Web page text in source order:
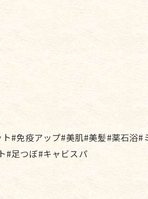
#免疫アップ#美肌#美髪#薬石浴
#足つぼ#キャビスパ